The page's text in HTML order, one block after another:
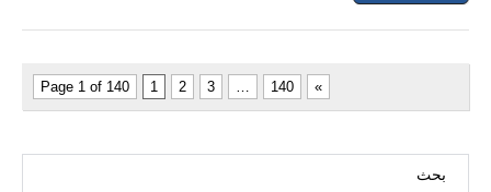
Page 1 of 140 1 2 3 … 140 »
بحث